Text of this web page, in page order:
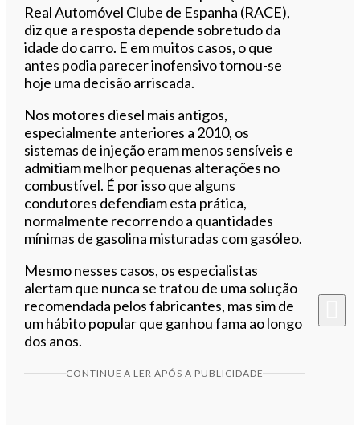
Real Automóvel Clube de Espanha (RACE),
diz que a resposta depende sobretudo da
idade do carro. E em muitos casos, o que
antes podia parecer inofensivo tornou-se
hoje uma decisão arriscada.
Nos motores diesel mais antigos,
especialmente anteriores a 2010, os
sistemas de injeção eram menos sensíveis e
admitiam melhor pequenas alterações no
combustível. É por isso que alguns
condutores defendiam esta prática,
normalmente recorrendo a quantidades
mínimas de gasolina misturadas com gasóleo.
Mesmo nesses casos, os especialistas
alertam que nunca se tratou de uma solução
recomendada pelos fabricantes, mas sim de
um hábito popular que ganhou fama ao longo
dos anos.
CONTINUE A LER APÓS A PUBLICIDADE